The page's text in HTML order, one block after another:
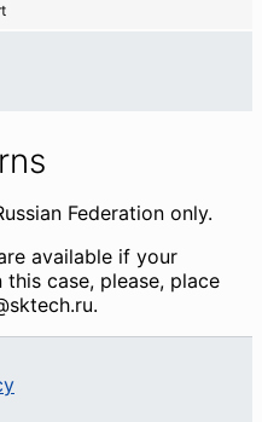
Federation only.
available if your
case, please, place